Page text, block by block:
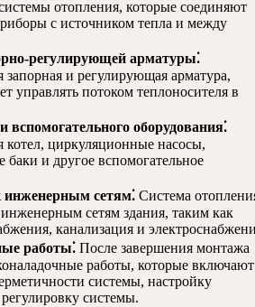
отопления, которые соединяют
с источником тепла и между
регулирующей арматуры⁚
запорная и регулирующая арматура,
управлять потоком теплоносителя в
оборудования⁚
котел, циркуляционные насосы,
баки и другое вспомогательное
сетям⁚ Система
сетям здания, таким как
канализация и
работы⁚ После завершения монтажа
работы, которые
системы, настройку
системы.